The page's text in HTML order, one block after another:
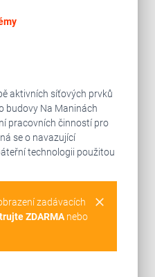
aktivních síťových prvků
budovy Na Maninách
pracovních činností pro
se o navazující
technologii použitou
clear
zadávacích
ZDARMAnebo